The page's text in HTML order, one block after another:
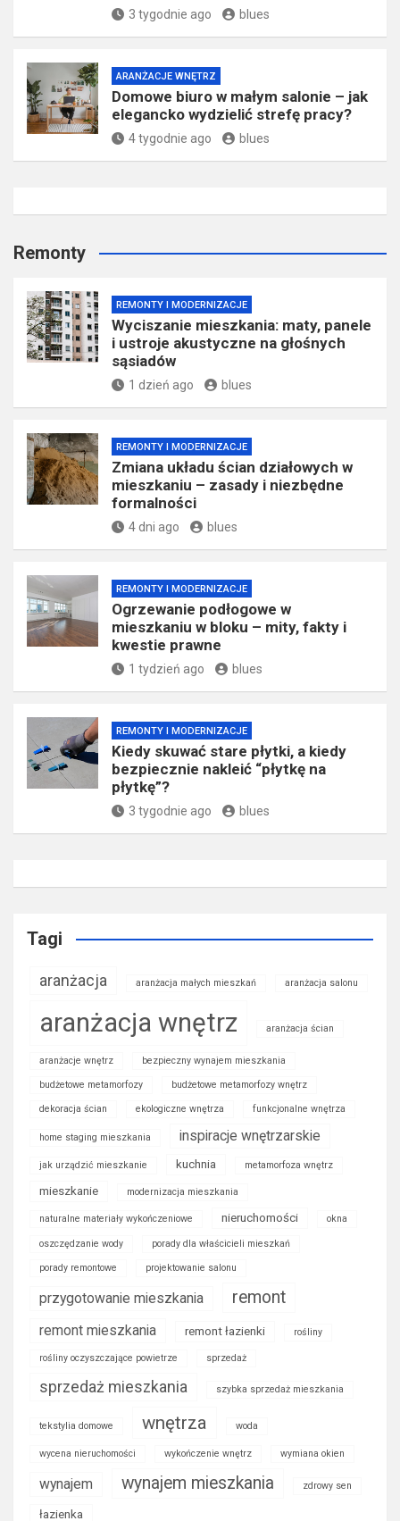
3 tygodnie ago blues
ARANŻACJE WNĘTRZ
Domowe biuro w małym salonie – jak
elegancko wydzielić strefę pracy?
4 tygodnie ago blues
Remonty
REMONTY I MODERNIZACJE
Wyciszanie mieszkania: maty, panele
i ustroje akustyczne na głośnych
sąsiadów
1 dzień ago blues
REMONTY I MODERNIZACJE
Zmiana układu ścian działowych w
mieszkaniu – zasady i niezbędne
formalności
4 dni ago blues
REMONTY I MODERNIZACJE
Ogrzewanie podłogowe w
mieszkaniu w bloku – mity, fakty i
kwestie prawne
1 tydzień ago blues
REMONTY I MODERNIZACJE
Kiedy skuwać stare płytki, a kiedy
bezpiecznie nakleić “płytkę na
płytkę”?
3 tygodnie ago blues
Tagi
aranżacja aranżacja małych mieszkań aranżacja salonu
aranżacja wnętrz aranżacja ścian
aranżacje wnętrz bezpieczny wynajem mieszkania
budżetowe metamorfozy budżetowe metamorfozy wnętrz
dekoracja ścian ekologiczne wnętrza funkcjonalne wnętrza
home staging mieszkania inspiracje wnętrzarskie
jak urządzić mieszkanie kuchnia metamorfoza wnętrz
mieszkanie modernizacja mieszkania
naturalne materiały wykończeniowe nieruchomości okna
oszczędzanie wody porady dla właścicieli mieszkań
porady remontowe projektowanie salonu
przygotowanie mieszkania remont
remont mieszkania remont łazienki rośliny
rośliny oczyszczające powietrze sprzedaż
sprzedaż mieszkania szybka sprzedaż mieszkania
tekstylia domowe wnętrza woda
wycena nieruchomości wykończenie wnętrz wymiana okien
wynajem wynajem mieszkania zdrowy sen
łazienka